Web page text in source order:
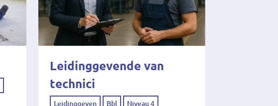
Leidinggevende van
technici
Leidinggeven Bbl Niveau 4